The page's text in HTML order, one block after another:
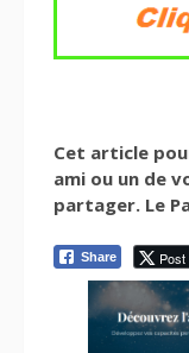
Cet article
ami ou un de
partager. Le
Share Post